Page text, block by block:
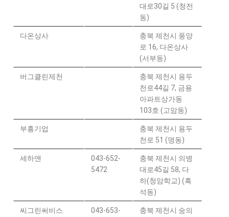
대로30길 5 (청전
동)
다온상사
충북 제천시 풍양
로 16, 다온상사
(서부동)
버그클린제천
충북 제천시 용두
천로44길 7, 금용
아파트상가동
103호 (고암동)
부흥기업
충북 제천시 용두
천로 51 (명동)
세하앤
043-652-
5472
충북 제천시 의병
대로45길 58, 다
하(청암학교) (흑
석동)
씨그린써비스
043-653-
충북 제천시 숭의